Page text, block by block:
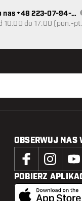
nas +48 223-07-94-
10:00 do 17:00 (pon.-
OBSERWUJ NAS
POBIERZ